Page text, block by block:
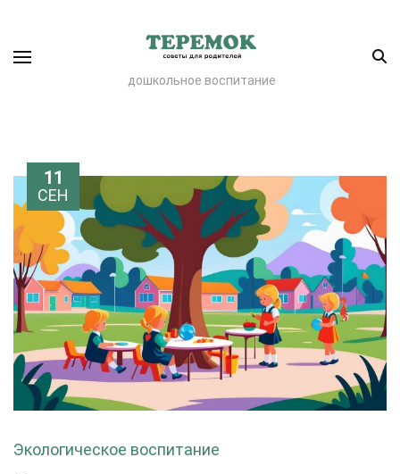
дошкольное воспитание
11
СЕН
Экологическое воспитание